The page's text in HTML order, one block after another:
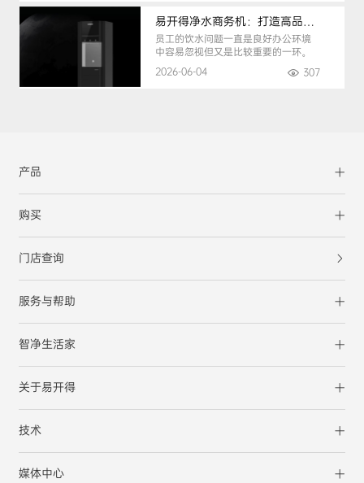
易开得净水商务机：打造高品质办公健康饮水环境
员工的饮水问题一直是良好办公环境
中容易忽视但又是比较重要的一环。
2026-06-04
307
产品
购买
门店查询
服务与帮助
智净生活家
关于易开得
技术
媒体中心